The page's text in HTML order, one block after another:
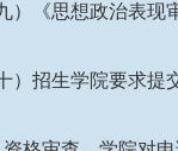
九）《思想政治表现
十）招生学院要求提